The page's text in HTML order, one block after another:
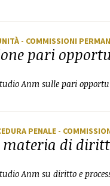
- COMMISSIONI
pari
Anm sulle pari
PENALE -
di
Anm su diritto e